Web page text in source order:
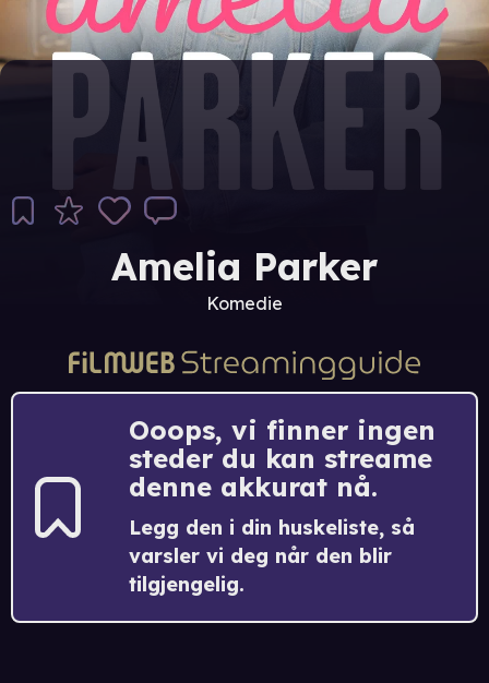
Amelia Parker
Komedie
Ooops, vi finner ingen
steder du kan streame
denne akkurat nå.
Legg den i din huskeliste, så
varsler vi deg når den blir
tilgjengelig.